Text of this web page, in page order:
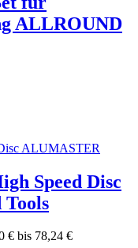
ALLROUND
Speed Disc
€ bis 78,24 €